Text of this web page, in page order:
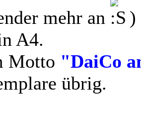
mehr an
)
A4.
Motto "DaiCo
übrig.